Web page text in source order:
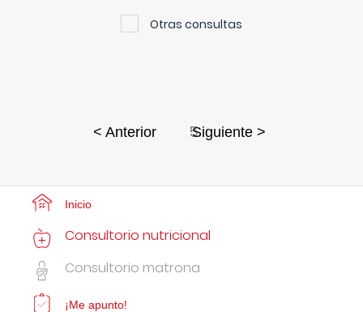
Otras consultas
< Anterior 5
Siguiente >
Inicio
Consultorio nutricional
Consultorio matrona
¡Me apunto!